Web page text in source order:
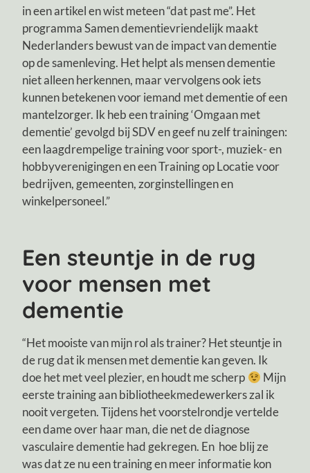
in een artikel en wist meteen “dat past me”. Het
programma Samen dementievriendelijk maakt
Nederlanders bewust van de impact van dementie
op de samenleving. Het helpt als mensen dementie
niet alleen herkennen, maar vervolgens ook iets
kunnen betekenen voor iemand met dementie of een
mantelzorger. Ik heb een training ‘Omgaan met
dementie’ gevolgd bij SDV en geef nu zelf trainingen:
een laagdrempelige training voor sport-, muziek- en
hobbyverenigingen en een Training op Locatie voor
bedrijven, gemeenten, zorginstellingen en
winkelpersoneel.”
Een steuntje in de rug
voor mensen met
dementie
“Het mooiste van mijn rol als trainer? Het steuntje in
de rug dat ik mensen met dementie kan geven. Ik
doe het met veel plezier, en houdt me scherp
Mijn
eerste training aan bibliotheekmedewerkers zal ik
nooit vergeten. Tijdens het voorstelrondje vertelde
een dame over haar man, die net de diagnose
vasculaire dementie had gekregen. En hoe blij ze
was dat ze nu een training en meer informatie kon